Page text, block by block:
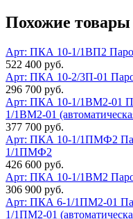
Похожие товары
Арт: ПКА 10-1/1ВП2
522 400 руб.
Арт: ПКА 10-2/3П-01
296 700 руб.
Арт: ПКА 10-1/1ВМ2-01
1/1ВМ2-01
377 700 руб.
Арт: ПКА 10-1/1ПМФ2
1/1ПМФ2
426 600 руб.
Арт: ПКА 10-1/1ВМ2
306 900 руб.
Арт: ПКА 6-1/1ПМ2-01
1/1ПМ2-01